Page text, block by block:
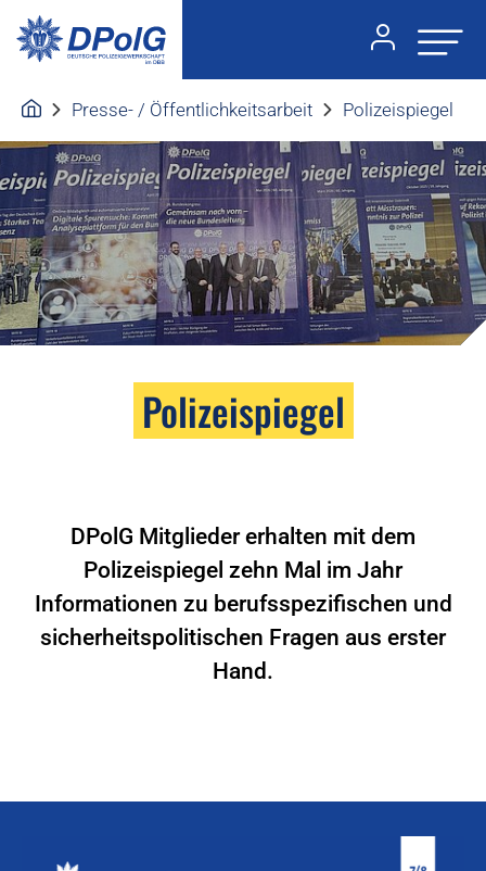
Presse- / Öffentlichkeitsarbeit Polizeispiegel
Polizeispiegel
DPolG Mitglieder erhalten mit dem
Polizeispiegel zehn Mal im Jahr
Informationen zu berufsspezifischen und
sicherheitspolitischen Fragen aus erster
Hand.